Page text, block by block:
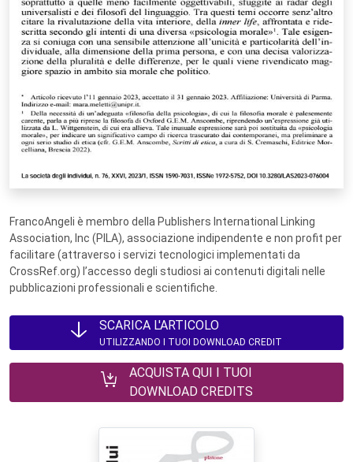
FrancoAngeli è membro della Publishers International Linking
Association, Inc (PILA), associazione indipendente e non profit per
facilitare (attraverso i servizi tecnologici implementati da
CrossRef.org) l’accesso degli studiosi ai contenuti digitali nelle
pubblicazioni professionali e scientifiche.
SCARICA L'ARTICOLO
UTILIZZANDO I TUOI DOWNLOAD CREDIT
ACQUISTA QUI I TUOI
DOWNLOAD CREDITS